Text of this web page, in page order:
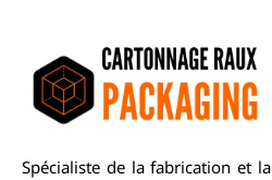
Spécialiste de la fabrication et la